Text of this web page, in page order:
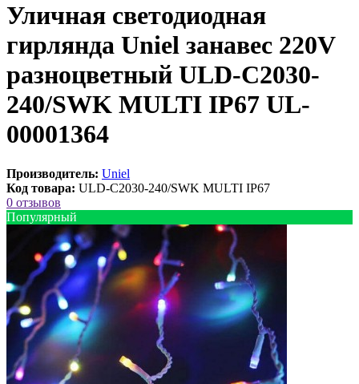
Уличная светодиодная
гирлянда Uniel занавес 220V
разноцветный ULD-C2030-
240/SWK MULTI IP67 UL-
00001364
Производитель: Uniel
Код товара: ULD-C2030-240/SWK MULTI IP67
0 отзывов
Популярный